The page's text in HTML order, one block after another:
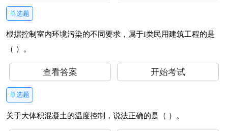
单选题
根据控制室内环境污染的不同要求，属于I类民用建筑工程的是
（ ）。
查看答案 开始考试
单选题
关于大体积混凝土的温度控制，说法正确的是（ ）。